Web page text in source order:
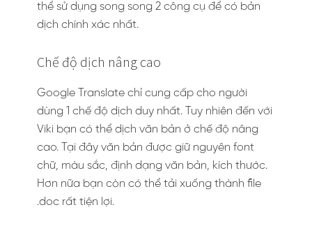
thể sử dụng song song 2 công cụ để có bản
dịch chính xác nhất.
Chế độ dịch nâng cao
Google Translate chỉ cung cấp cho người
dùng 1 chế độ dịch duy nhất. Tuy nhiên đến với
Viki bạn có thể dịch văn bản ở chế độ nâng
cao. Tại đây văn bản được giữ nguyên font
chữ, màu sắc, định dạng văn bản, kích thước.
Hơn nữa bạn còn có thể tải xuống thành file
.doc rất tiện lợi.